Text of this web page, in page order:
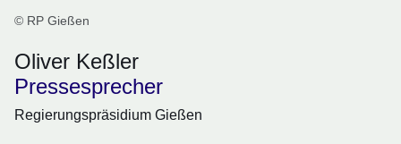
© RP Gießen
Oliver Keßler
Pressesprecher
Regierungspräsidium Gießen